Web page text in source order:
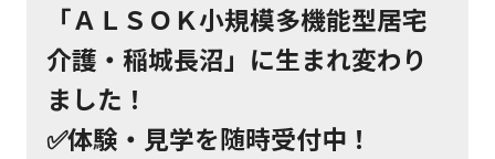
「ＡＬＳＯＫ小規模多機能型居宅
介護・稲城長沼」に生まれ変わり
ました！
✅体験・見学を随時受付中！